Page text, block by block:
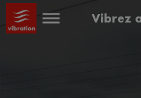
Vibrez